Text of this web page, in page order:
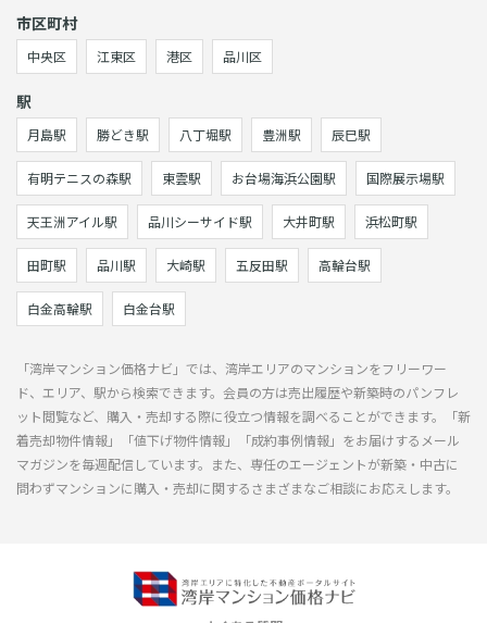
市区町村
中央区 江東区 港区 品川区
駅
月島駅 勝どき駅 八丁堀駅 豊洲駅 辰巳駅
有明テニスの森駅 東雲駅 お台場海浜公園駅 国際展示場駅
天王洲アイル駅 品川シーサイド駅 大井町駅 浜松町駅
田町駅 品川駅 大崎駅 五反田駅 高輪台駅
白金高輪駅 白金台駅
「湾岸マンション価格ナビ」では、湾岸エリアのマンションをフリーワー
ド、エリア、駅から検索できます。会員の方は売出履歴や新築時のパンフレ
ット閲覧など、購入・売却する際に役立つ情報を調べることができます。「新
着売却物件情報」「値下げ物件情報」「成約事例情報」をお届けするメール
マガジンを毎週配信しています。また、専任のエージェントが新築・中古に
問わずマンションに購入・売却に関するさまざまなご相談にお応えします。